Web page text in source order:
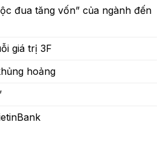
đua tăng vốn” của ngành đến
giá trị 3F
hoảng